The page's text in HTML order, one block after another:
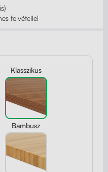
felvétellel
Klasszikus
Bambusz